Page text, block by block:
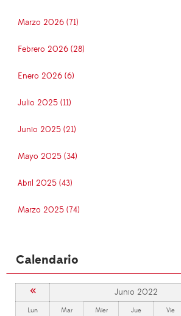
Marzo 2026 (71)
Febrero 2026 (28)
Enero 2026 (6)
Julio 2025 (11)
Junio 2025 (21)
Mayo 2025 (34)
Abril 2025 (43)
Marzo 2025 (74)
Calendario
« Junio 2022
Lun Mar Mier Jue Vie